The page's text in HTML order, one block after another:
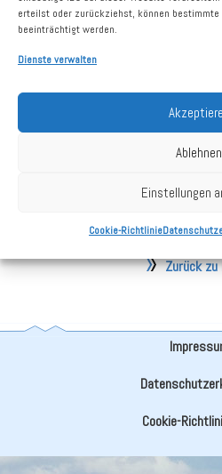
erteilst oder zurückziehst, können bestimmte
beeinträchtigt werden.
Dienste verwalten
Ablehnen
Einstellungen
Cookie-Richtlinie
Das Portfolio der DEFAMA umfasst
Transaktionen nunmehr 99
EDEKA, Kaufland, LIDL, Netto, Penny,
TEDi und toom.
Zurück zu
Cookie-